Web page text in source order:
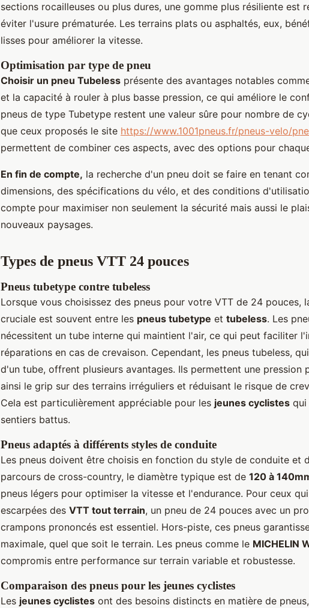
sections rocailleuses ou plus dures, une gomme plus résiliente est
éviter l'usure prématurée. Les terrains plats ou asphaltés, eux,
lisses pour améliorer la vitesse.
Optimisation par type de pneu
Choisir un pneu Tubeless présente des avantages notables
et la capacité à rouler à plus basse pression, ce qui améliore le
pneus de type Tubetype restent une valeur sûre pour nombre de
que ceux proposés le site https://www.1001pneus.fr/pneus-velo/
permettent de combiner ces aspects, avec des options pour
En fin de compte, la recherche d'un pneu doit se faire en tenant
dimensions, des spécifications du vélo, et des conditions
compte pour maximiser non seulement la sécurité mais aussi le
nouveaux paysages.
Types de pneus VTT 24 pouces
Pneus tubetype contre tubeless
Lorsque vous choisissez des pneus pour votre VTT de 24 pouces,
cruciale est souvent entre les pneus tubetype et tubeless. Les
nécessitent un tube interne qui maintient l'air, ce qui peut faciliter
réparations en cas de crevaison. Cependant, les pneus tubeless,
d'un tube, offrent plusieurs avantages. Ils permettent une pression
ainsi le grip sur des terrains irréguliers et réduisant le risque de
Cela est particulièrement appréciable pour les jeunes cyclistes qui
sentiers battus.
Pneus adaptés à différents styles de conduite
Les pneus doivent être choisis en fonction du style de conduite et
parcours de cross-country, le diamètre typique est de 120 à
pneus légers pour optimiser la vitesse et l'endurance. Pour ceux
escarpées des VTT tout terrain, un pneu de 24 pouces avec un
crampons prononcés est essentiel. Hors-piste, ces pneus
maximale, quel que soit le terrain. Les pneus comme le MICHELIN
compromis entre performance sur terrain variable et robustesse.
Comparaison des pneus pour les jeunes cyclistes
Les jeunes cyclistes ont des besoins distincts en matière de